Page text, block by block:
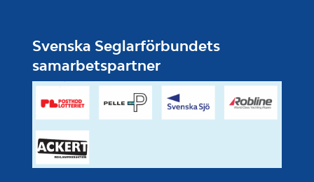
Svenska Seglarförbundets
samarbetspartner